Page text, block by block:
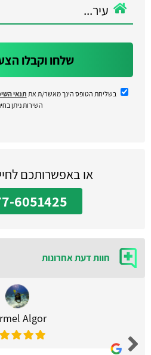
שלחו וקבלו
בשליחת הטופס הינך מאשר/ת את תנאי
השירות ניתן
או באפשרותכם
6051425
חוות דעת אחרונות
Algor